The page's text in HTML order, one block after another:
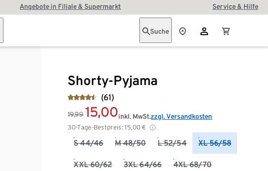
Angebote in Filiale & Supermarkt Service & Hilfe
Suche
Shorty-Pyjama
(61)
19,99 15,00
30-Tage-Bestpreis: 15,00 €
inkl. MwSt.zzgl. Versandkosten
S 44/46 M 48/50 L 52/54 XL 56/58
XXL 60/62 3XL 64/66 4XL 68/70